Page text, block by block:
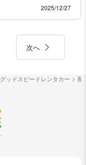
2025/12/27
次へ
グッドスピードレンタカー 那